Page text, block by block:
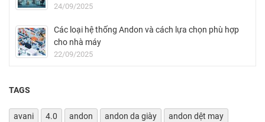
24/09/2025
Các loại hệ thống Andon và cách lựa chọn phù hợp
cho nhà máy
22/09/2025
TAGS
avani 4.0 andon andon da giày
andon dệt may